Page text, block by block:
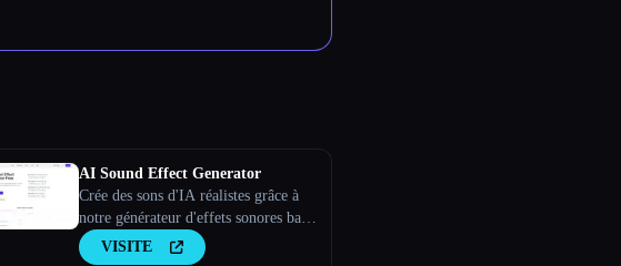
AI Sound Effect Generator
Crée des sons d'IA réalistes grâce à
notre générateur d'effets sonores basé
sur l'IA.
VISITE